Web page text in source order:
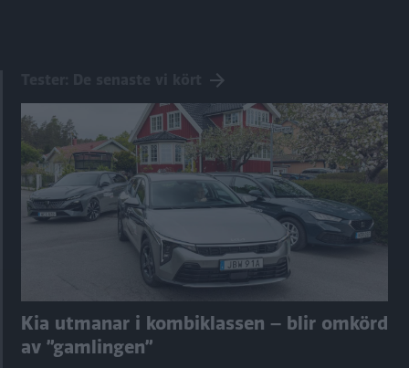
Kia utmanar i kombiklassen – blir omkörd
av ”gamlingen”